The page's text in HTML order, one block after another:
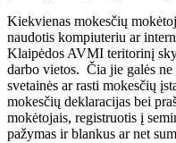
Kiekvienas mokesčių
naudotis kompiuteriu ar
Klaipėdos AVMI teritorinį
darbo vietos. Čia jie galės
svetainės ar rasti mokesčių
mokesčių deklaracijas bei
mokėtojais, registruotis į
pažymas ir blankus ar net